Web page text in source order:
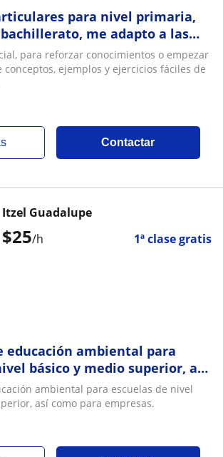
para nivel primaria,
me adapto a las
alumno y programa escolar
para reforzar conocimientos o empezar
conceptos, ejemplos y ejercicios fáciles de
Contactar
$25/h 1ª clase gratis
Itzel Guadalupe
educación ambiental para
básico y medio superior, así
ambiental para escuelas de nivel
así como para empresas.